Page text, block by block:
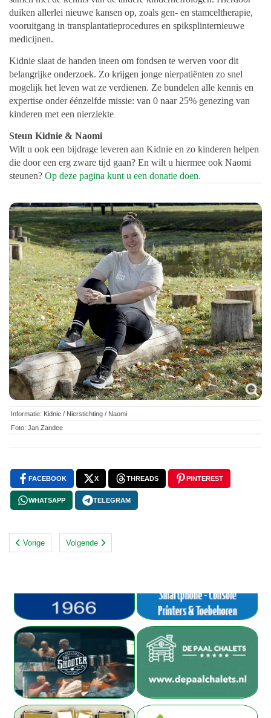
duiken allerlei nieuwe kansen op, zoals gen- en stamceltherapie,
vooruitgang in transplantatieprocedures en spiksplinternieuwe
medicijnen.
Kidnie slaat de handen ineen om fondsen te werven voor dit
belangrijke onderzoek. Zo krijgen jonge nierpatiënten zo snel
mogelijk het leven wat ze verdienen. Ze bundelen alle kennis en
expertise onder éénzelfde missie: van 0 naar 25% genezing van
kinderen met een nierziekte
Steun Kidnie & Naomi
Wilt u ook een bijdrage leveren aan Kidnie en zo kinderen helpen
die door een erg zware tijd gaan? En wilt u hiermee ook Naomi
steunen? Op deze pagina kunt u een donatie doen.
Informatie: Kidnie / Nierstichting / Naomi
Foto: Jan Zandee
FACEBOOK X THREADS PINTEREST
WHATSAPP TELEGRAM
Vorige Volgende